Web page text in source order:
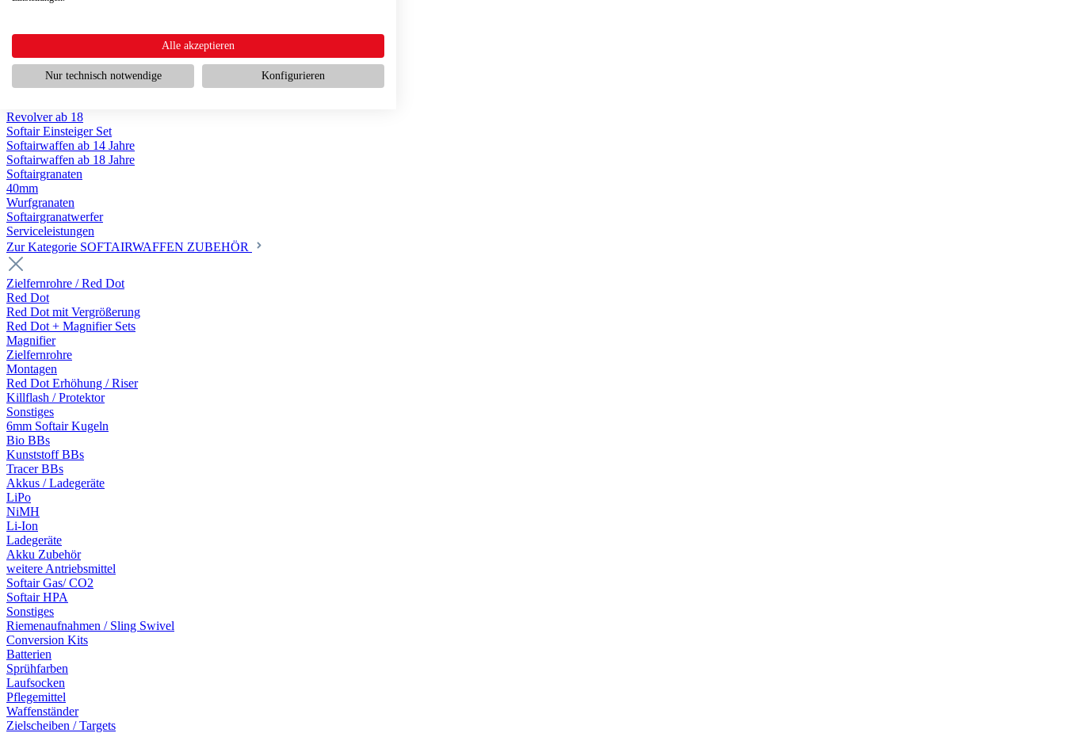
Scharfschützengewehr ab 18
Softair Pistolen
Softair Pistolen elektrisch ab 14
Softair Pistolen Federdruck ab 14
Softair Pistolen HPA Luftdruck ab 18
Revolver ab 18
Softair Einsteiger Set
Softairwaffen ab 14 Jahre
Softairwaffen ab 18 Jahre
Softairgranaten
40mm
Wurfgranaten
Softairgranatwerfer
Serviceleistungen
Zur Kategorie SOFTAIRWAFFEN ZUBEHÖR
Zielfernrohre / Red Dot
Red Dot
Red Dot mit Vergrößerung
Red Dot + Magnifier Sets
Magnifier
Zielfernrohre
Montagen
Red Dot Erhöhung / Riser
Killflash / Protektor
Sonstiges
6mm Softair Kugeln
Bio BBs
Kunststoff BBs
Tracer BBs
Akkus / Ladegeräte
LiPo
NiMH
Li-Ion
Ladegeräte
Akku Zubehör
weitere Antriebsmittel
Softair Gas/ CO2
Softair HPA
Sonstiges
Riemenaufnahmen / Sling Swivel
Conversion Kits
Batterien
Sprühfarben
Laufsocken
Pflegemittel
Waffenständer
Zielscheiben / Targets
Alle akzeptieren
Nur technisch notwendige Konfigurieren